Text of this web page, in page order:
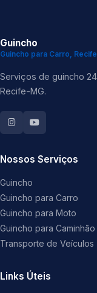
Guincho
Guincho para Carro, Recife
Serviços de guincho
Recife-MG.
Nossos Serviços
Guincho
Guincho para Carro
Guincho para Moto
Guincho para Caminhão
Transporte de Veículos
Links Úteis